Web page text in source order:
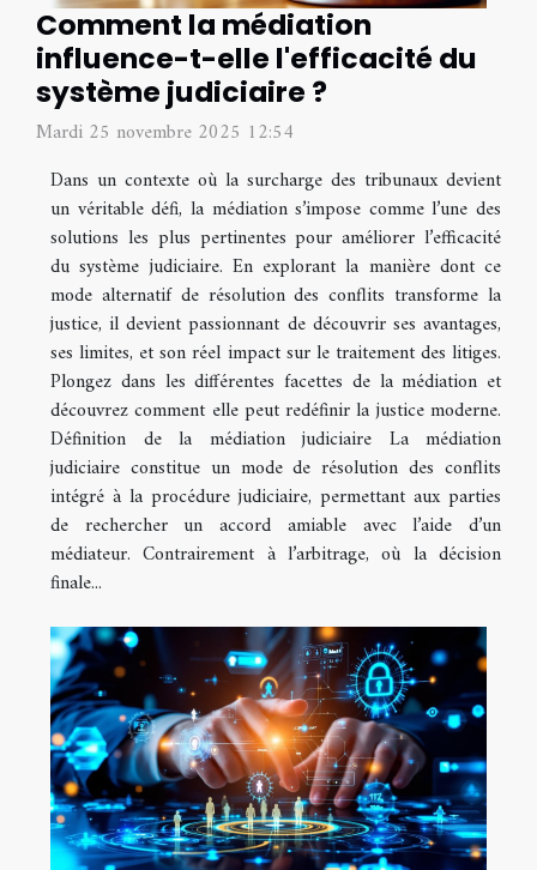
Comment la médiation
influence-t-elle l'efficacité du
système judiciaire ?
Mardi 25 novembre 2025 12:54
Dans un contexte où la surcharge des tribunaux devient
un véritable défi, la médiation s’impose comme l’une des
solutions les plus pertinentes pour améliorer l’efficacité
du système judiciaire. En explorant la manière dont ce
mode alternatif de résolution des conflits transforme la
justice, il devient passionnant de découvrir ses avantages,
ses limites, et son réel impact sur le traitement des litiges.
Plongez dans les différentes facettes de la médiation et
découvrez comment elle peut redéfinir la justice moderne.
Définition de la médiation judiciaire La médiation
judiciaire constitue un mode de résolution des conflits
intégré à la procédure judiciaire, permettant aux parties
de rechercher un accord amiable avec l’aide d’un
médiateur. Contrairement à l’arbitrage, où la décision
finale...